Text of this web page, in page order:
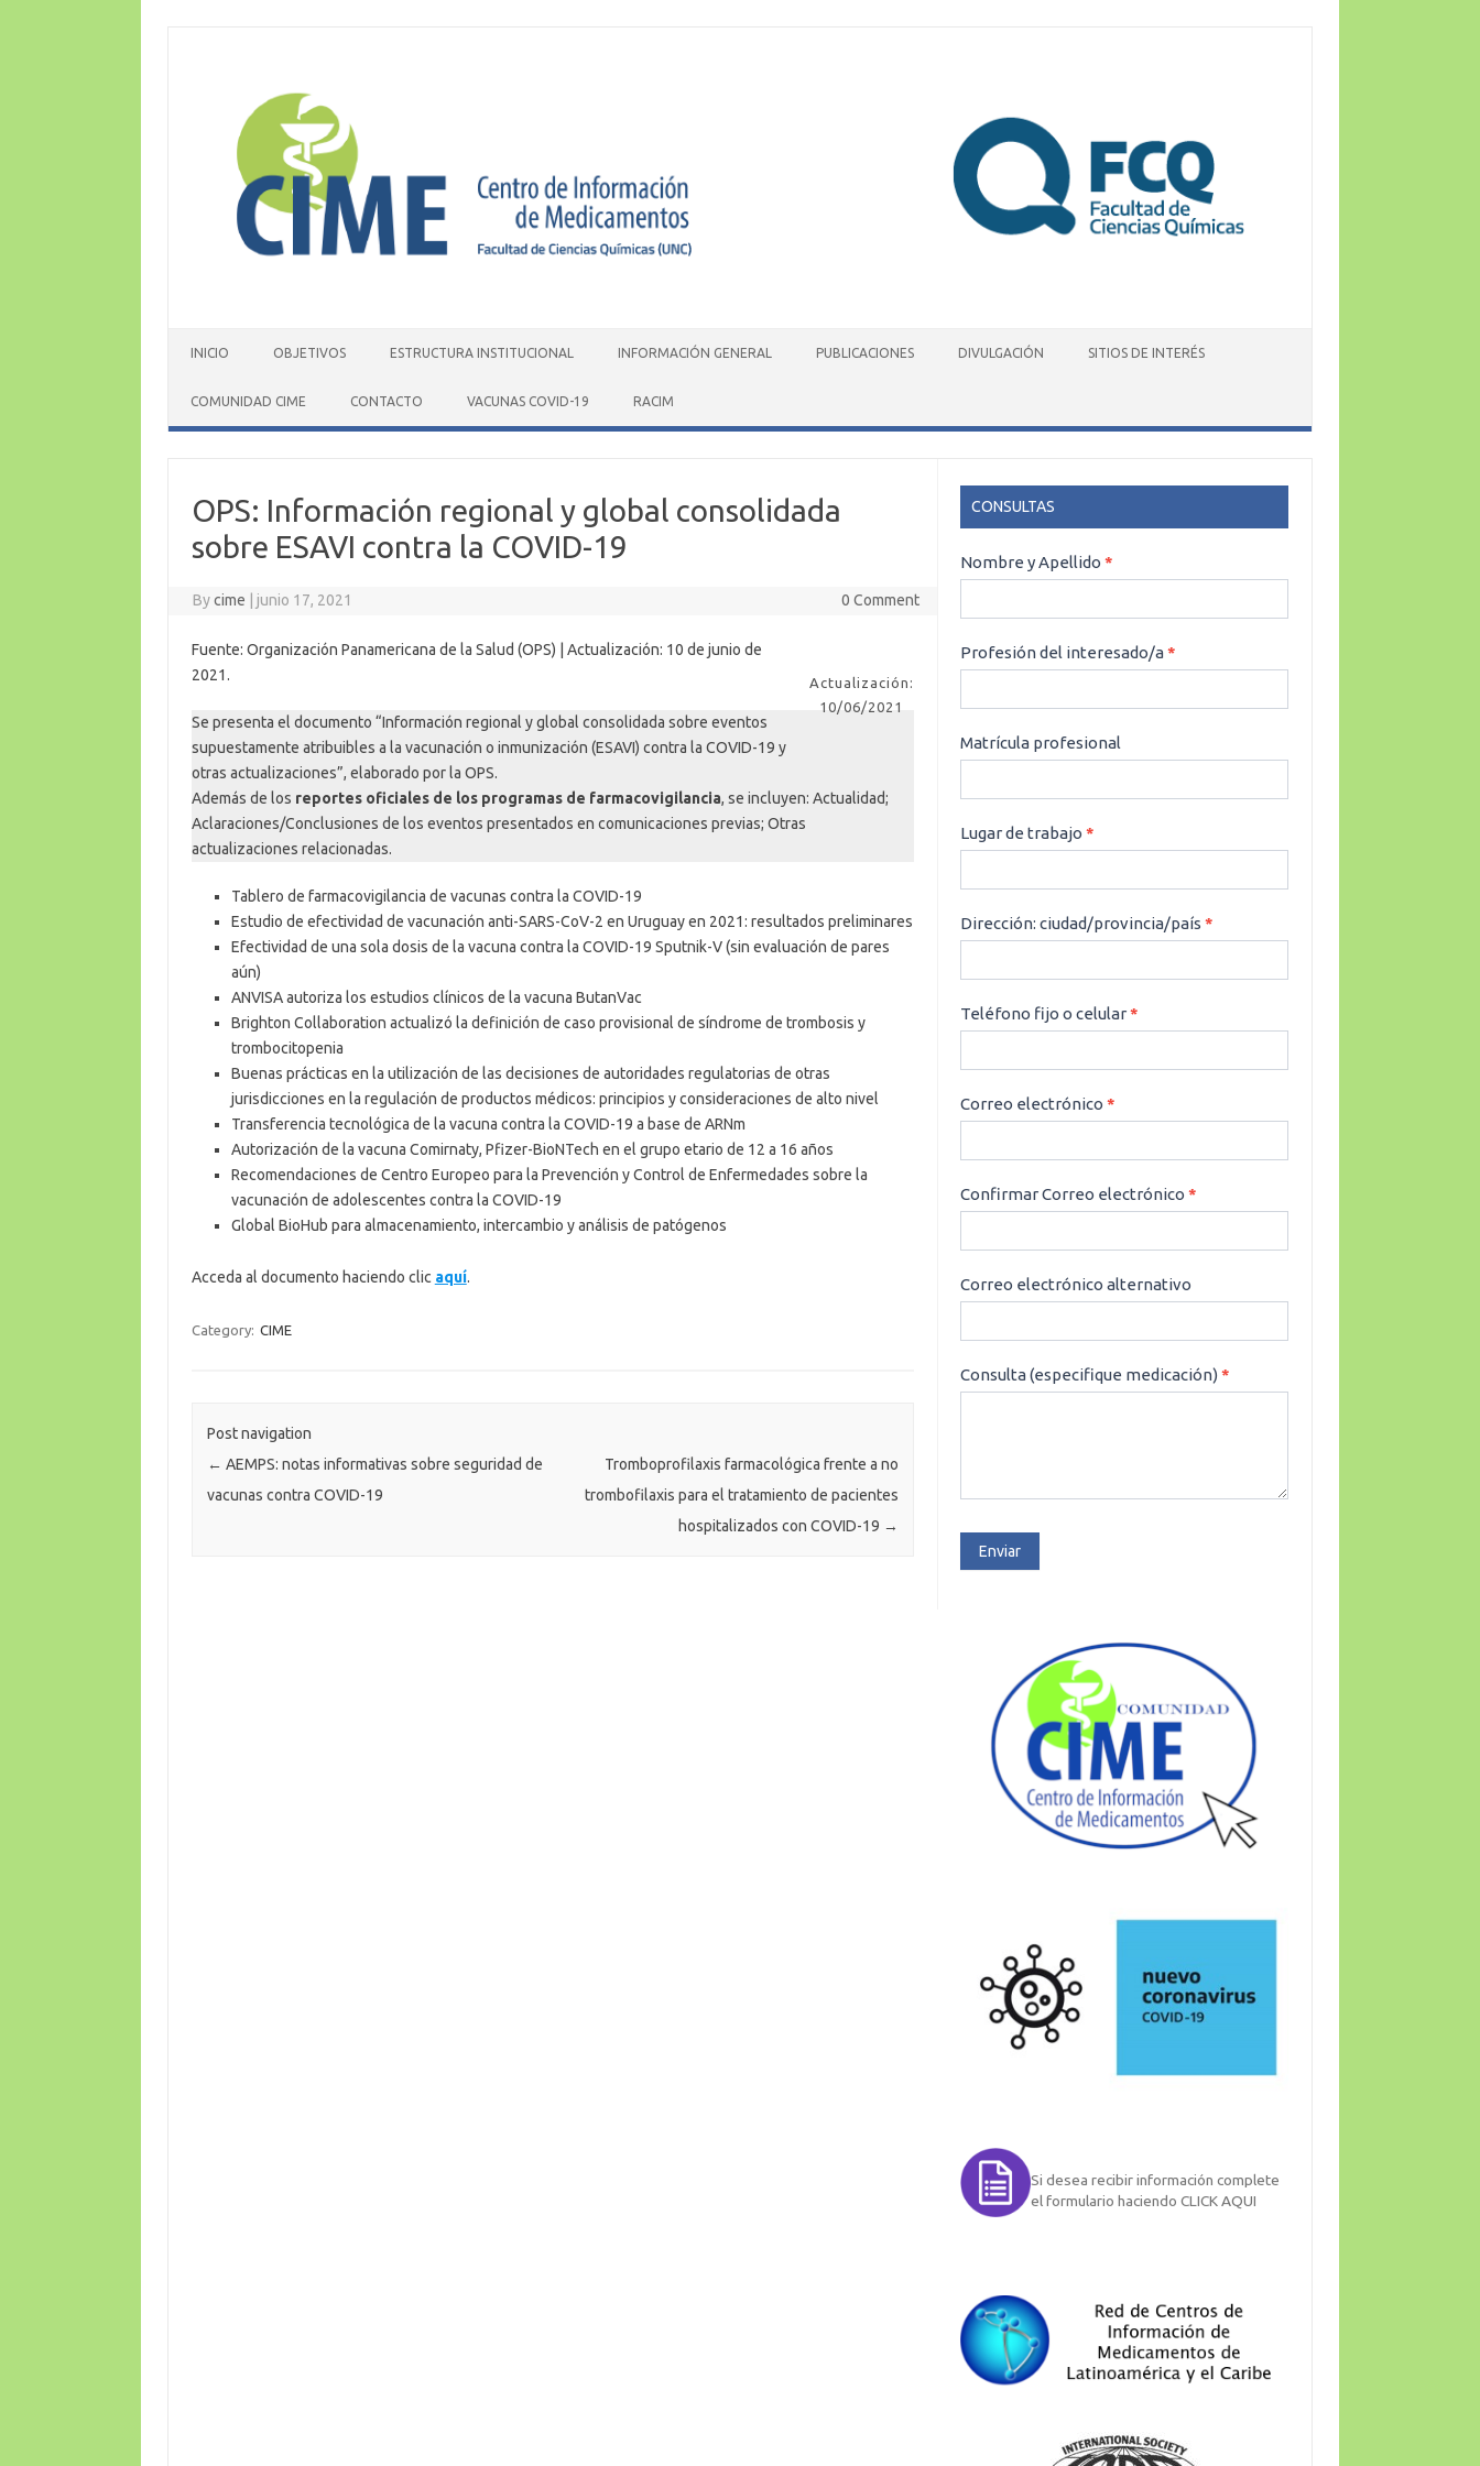
INICIO OBJETIVOS ESTRUCTURA INSTITUCIONAL INFORMACIÓN GENERAL PUBLICACIONES DIVULGACIÓN SITIOS DE INTERÉS
COMUNIDAD CIME CONTACTO VACUNAS COVID-19 RACIM
OPS: Información regional y global consolidada
sobre ESAVI contra la COVID-19
Bycime junio 17, 2021 0 Comment
Actualización:
10/06/2021
Fuente: Organización Panamericana de la Salud (OPS) | Actualización: 10 de junio de
2021.
Se presenta el documento “Información regional y global consolidada sobre eventos
supuestamente atribuibles a la vacunación o inmunización (ESAVI) contra la COVID-19 y
otras actualizaciones”, elaborado por la OPS.
Además de los reportes oficiales de los programas de farmacovigilancia, se incluyen: Actualidad;
Aclaraciones/Conclusiones de los eventos presentados en comunicaciones previas; Otras
actualizaciones relacionadas.
Tablero de farmacovigilancia de vacunas contra la COVID-19
Estudio de efectividad de vacunación anti-SARS-CoV-2 en Uruguay en 2021: resultados preliminares
Efectividad de una sola dosis de la vacuna contra la COVID-19 Sputnik-V (sin evaluación de pares
aún)
ANVISA autoriza los estudios clínicos de la vacuna ButanVac
Brighton Collaboration actualizó la definición de caso provisional de síndrome de trombosis y
trombocitopenia
Buenas prácticas en la utilización de las decisiones de autoridades regulatorias de otras
jurisdicciones en la regulación de productos médicos: principios y consideraciones de alto nivel
Transferencia tecnológica de la vacuna contra la COVID-19 a base de ARNm
Autorización de la vacuna Comirnaty, Pfizer-BioNTech en el grupo etario de 12 a 16 años
Recomendaciones de Centro Europeo para la Prevención y Control de Enfermedades sobre la
vacunación de adolescentes contra la COVID-19
Global BioHub para almacenamiento, intercambio y análisis de patógenos
Acceda al documento haciendo clic aquí.
Category: CIME
Post navigation
← AEMPS: notas informativas sobre seguridad de
vacunas contra COVID-19
Tromboprofilaxis farmacológica frente a no
trombofilaxis para el tratamiento de pacientes
hospitalizados con COVID-19 →
CONSULTAS
CONSULTAS
Nombre y Apellido*
Profesión del interesado/a*
Matrícula profesional
Lugar de trabajo*
Dirección: ciudad/provincia/país*
Teléfono fijo o celular*
Correo electrónico*
Confirmar Correo electrónico*
Correo electrónico alternativo
Consulta (especifique medicación)*
Enviar
Si desea recibir información complete
el formulario haciendo CLICK AQUI